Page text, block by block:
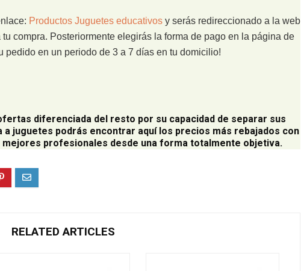
Productos Juguetes educativos y serás redireccionado a la web
compra. Posteriormente elegirás la forma de pago en la página de
pedido en un periodo de 3 a 7 días en tu domicilio!
diferenciada del resto por su capacidad de separar sus
juguetes podrás encontrar aquí los precios más rebajados con
mejores profesionales desde una forma totalmente objetiva.
RELATED ARTICLES